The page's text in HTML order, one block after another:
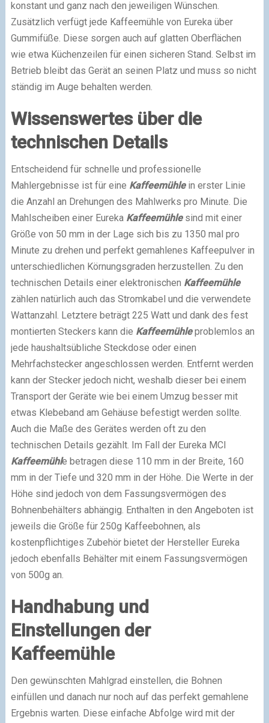
konstant und ganz nach den jeweiligen Wünschen.
Zusätzlich verfügt jede Kaffeemühle von Eureka über
Gummifüße. Diese sorgen auch auf glatten Oberflächen
wie etwa Küchenzeilen für einen sicheren Stand. Selbst im
Betrieb bleibt das Gerät an seinen Platz und muss so nicht
ständig im Auge behalten werden.
Wissenswertes über die
technischen Details
Entscheidend für schnelle und professionelle
Mahlergebnisse ist für eine Kaffeemühlein erster Linie
die Anzahl an Drehungen des Mahlwerks pro Minute. Die
Mahlscheiben einer Eureka Kaffeemühlesind mit einer
Größe von 50 mm in der Lage sich bis zu 1350 mal pro
Minute zu drehen und perfekt gemahlenes Kaffeepulver in
unterschiedlichen Körnungsgraden herzustellen. Zu den
technischen Details einer elektronischen Kaffeemühle
zählen natürlich auch das Stromkabel und die verwendete
Wattanzahl. Letztere beträgt 225 Watt und dank des fest
montierten Steckers kann die Kaffeemühleproblemlos an
jede haushaltsübliche Steckdose oder einen
Mehrfachstecker angeschlossen werden. Entfernt werden
kann der Stecker jedoch nicht, weshalb dieser bei einem
Transport der Geräte wie bei einem Umzug besser mit
etwas Klebeband am Gehäuse befestigt werden sollte.
Auch die Maße des Gerätes werden oft zu den
technischen Details gezählt. Im Fall der Eureka MCI
Kaffeemühle betragen diese 110 mm in der Breite, 160
mm in der Tiefe und 320 mm in der Höhe. Die Werte in der
Höhe sind jedoch von dem Fassungsvermögen des
Bohnenbehälters abhängig. Enthalten in den Angeboten ist
jeweils die Größe für 250g Kaffeebohnen, als
kostenpflichtiges Zubehör bietet der Hersteller Eureka
jedoch ebenfalls Behälter mit einem Fassungsvermögen
von 500g an.
Handhabung und
Einstellungen der
Kaffeemühle
Den gewünschten Mahlgrad einstellen, die Bohnen
einfüllen und danach nur noch auf das perfekt gemahlene
Ergebnis warten. Diese einfache Abfolge wird mit der